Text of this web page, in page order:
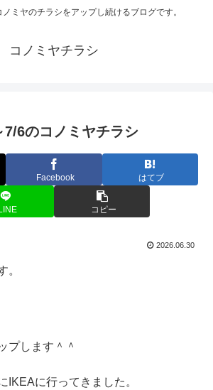
ミヤのチラシをアップし続けるブログです。
コノミヤチラシ
7/6のコノミヤチラシ
Facebook はてブ
コピー
2026.06.30
。
プします＾＾
IKEAに行ってきました。